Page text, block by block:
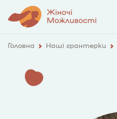
Головна Наші грантерки
3422